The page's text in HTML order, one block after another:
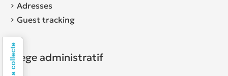
Adresses
Guest tracking
Siège administratif